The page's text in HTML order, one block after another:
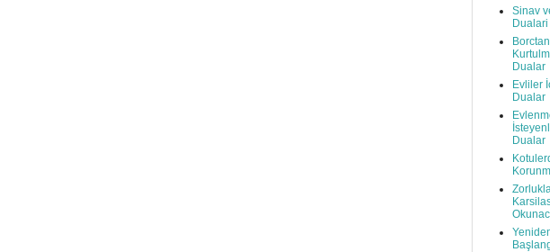
Sinav
Dualari
Borctan
Dualar
Evliler
Dualar
Dualar